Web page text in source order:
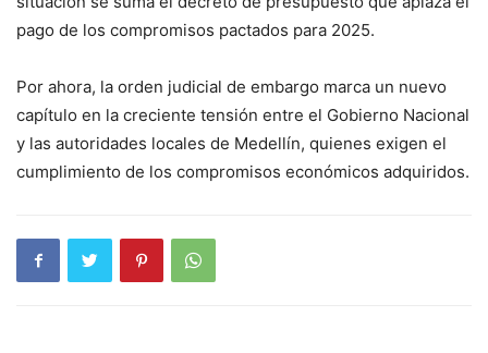
pago de los compromisos pactados para 2025.
Por ahora, la orden judicial de embargo marca un nuevo
capítulo en la creciente tensión entre el Gobierno Nacional
y las autoridades locales de Medellín, quienes exigen el
cumplimiento de los compromisos económicos adquiridos.